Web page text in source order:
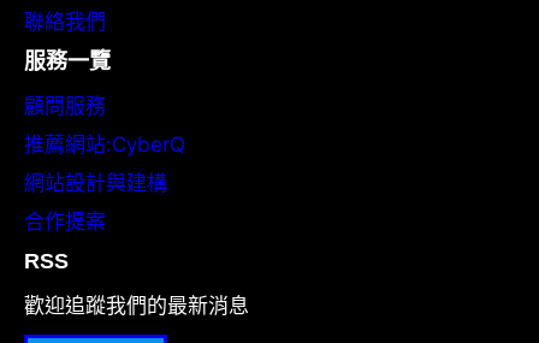
聯絡我們
服務一覽
顧問服務
推薦網站:CyberQ
網站設計與建構
合作提案
RSS
歡迎追蹤我們的最新消息